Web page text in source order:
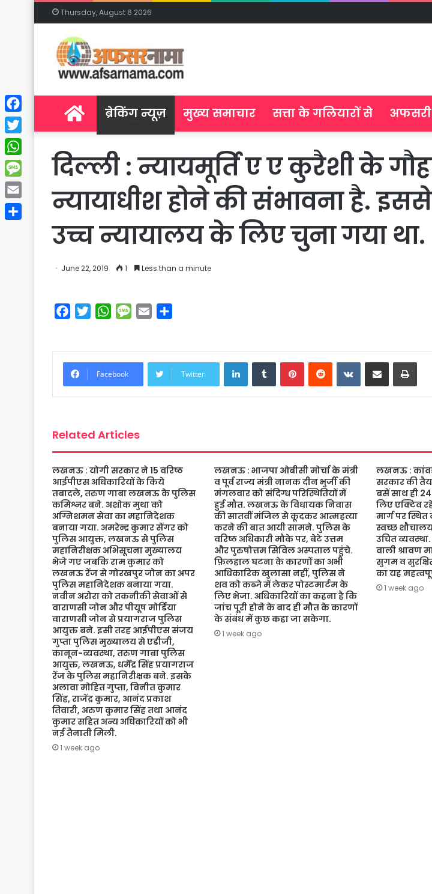
Thursday, August 6 2026
Homeब्रेकिंग न्यूज़ मुख्य समाचार सत्ता के गलियारों से
दिल्ली : न्यायमूर्ति ए ए कुरैशी के
न्यायाधीश होने की संभावना है.
उच्च न्यायालय के लिए चुना गया था.
June 22, 2019 1 Less than a minute
b
o
e
W
s
A
M
g
Facebook Twitter
LinkedInTumblrPinterestReddit VKontakte
Share via Email Print
Related Articles
लखनऊ : योगी सरकार ने 15 वरिष्ठ
आईपीएस अधिकारियों के किये
तबादले, तरुण गाबा लखनऊ के पुलिस
कमिश्नर बने. अशोक मुथा को
अग्निशमन सेवा का महानिदेशक
बनाया गया. अमरेन्द्र कुमार सेंगर को
पुलिस आयुक्त, लखनऊ से पुलिस
महानिरीक्षक अभिसूचना मुख्यालय
भेजे गए जबकि राम कुमार को
लखनऊ रेंज से गोरखपुर जोन का अपर
पुलिस महानिदेशक बनाया गया.
नवीन अरोरा को तकनीकी सेवाओं से
वाराणसी जोन और पीयूष मोर्डिया
वाराणसी जोन से प्रयागराज पुलिस
आयुक्त बने. इसी तरह आईपीएस संजय
गुप्ता पुलिस मुख्यालय से एडीजी,
कानून-व्यवस्था, तरुण गाबा पुलिस
आयुक्त, लखनऊ, धर्मेंद्र सिंह प्रयागराज
रेंज के पुलिस महानिरीक्षक बने. इसके
अलावा मोहित गुप्ता, विनीत कुमार
सिंह, राजेंद्र कुमार, आनंद प्रकाश
तिवारी, अरुण कुमार सिंह तथा आनंद
कुमार सहित अन्य अधिकारियों को भी
नई तैनाती मिली.
1 week ago
लखनऊ : भाजपा ओबीसी मोर्चा के मंत्री
व पूर्व राज्य मंत्री नानक दीन भुर्जी की
मंगलवार को संदिग्ध परिस्थितियों में
हुई मौत. लखनऊ के विधायक निवास
की सातवीं मंजिल से कूदकर आत्महत्या
करने की बात आयी सामने. पुलिस के
वरिष्ठ अधिकारी मौके पर, बेटे उत्तम
और पुरुषोत्तम सिविल अस्पताल पहुंचे.
फ़िलहाल घटना के कारणों का अभी
आधिकारिक खुलासा नहीं, पुलिस ने
शव को कब्जे में लेकर पोस्टमार्टम के
लिए भेजा. अधिकारियों का कहना है कि
जांच पूरी होने के बाद ही मौत के कारणों
के संबंध में कुछ कहा जा सकेगा.
1 week ago
लखनऊ : कांवड़
सरकार की
बसें साथ ही
लिए एक्टिव
मार्ग पर
स्वच्छ
उचित
वाली श्रावण
सुगम व
का यह
1 week ago
Facebook
Twitter
WhatsApp
Message
Email